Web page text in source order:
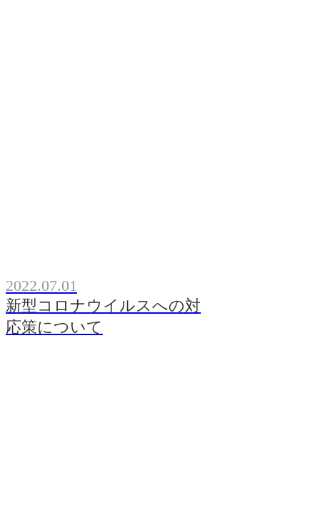
2022.07.01
新型コロナウイルスへの対
応策について